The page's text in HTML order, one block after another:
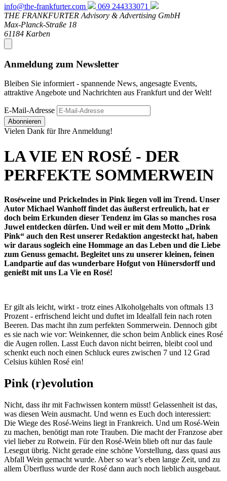
info@the-frankfurter.com
069 244333071
THE FRANKFURTER Advisory & Advertising GmbH
Max-Planck-Straße 18
61184 Karben
Anmeldung zum Newsletter
Bleiben Sie informiert - spannende News, angesagte Events,
attraktive Angebote und Nachrichten aus Frankfurt und der Welt!
E-Mail-Adresse
Abonnieren
Vielen Dank für Ihre Anmeldung!
LA VIE EN ROSÉ - DER
PERFEKTE SOMMERWEIN
Roséweine und Prickelndes in Pink liegen voll im Trend. Unser
Autor Michael Wanhoff findet das äußerst erfreulich, hat er
doch beim Erkunden dieser Tendenz im Glas so manches rosa
Juwel entdecken dürfen. Und weil er mit dem Motto „Drink
Pink“ auch den Rest unserer Redaktion angesteckt hat, haben
wir daraus sogleich eine Hommage an das Leben und die Liebe
zum Genuss gemacht. Begleitet uns zu unserer kleinen, feinen
Landpartie auf das wunderbare Hofgut von Hünersdorff und
genießt mit uns La Vie en Rosé!
Er gilt als leicht, wirkt - trotz eines Alkoholgehalts von oftmals 13
Prozent - erfrischend leicht und duftet im Idealfall fein nach roten
Beeren. Das macht ihn zum perfekten Sommerwein. Dennoch gibt
es sie nach wie vor: Weinkenner, die schon beim Anblick eines Rosé
die Augen rollen. Lasst Euch davon nicht beirren, bleibt cool und
schenkt euch noch einen Schluck eures zwischen 7 und 12 Grad
Celsius kühlen Rosé ein!
Pink (r)evolution
Nicht, dass ihr mit Fachwissen kontern müsst! Gelassenheit ist das,
was diesen Wein ausmacht. Und wenn es Euch doch interessiert:
Die Wiege des Rosé-Weins liegt in Frankreich. Und um Rosé-Wein
zu machen, benötigt man rote Trauben. Die macht der Franzose aber
viel lieber zu Rotwein. Für den Rosé-Wein blieb oft nur das faule
Lesegut übrig. Nicht gerade eine schöne Vorstellung, dass quasi aus
Abfall Wein gemacht wurde. Aber so war’s eben lange Zeit, und zu
allem Überfluss wurde der Rosé dann auch noch lieblich ausgebaut.